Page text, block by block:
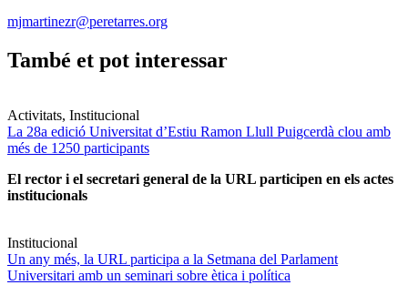
mjmartinezr@peretarres.org
També et pot interessar
Activitats, Institucional
La 28a edició Universitat d’Estiu Ramon Llull Puigcerdà clou amb
més de 1250 participants
El rector i el secretari general de la URL participen en els actes
institucionals
Institucional
Un any més, la URL participa a la Setmana del Parlament
Universitari amb un seminari sobre ètica i política